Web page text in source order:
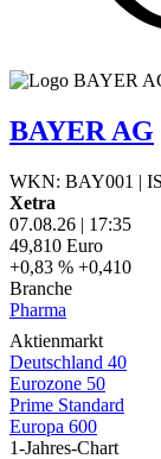
BAYER AG
WKN: BAY001 |
Xetra
07.08.26 | 17:35
49,810 Euro
+0,83 % +0,410
Branche
Pharma
Aktienmarkt
Deutschland 40
Eurozone 50
Prime Standard
Europa 600
1-Jahres-Chart